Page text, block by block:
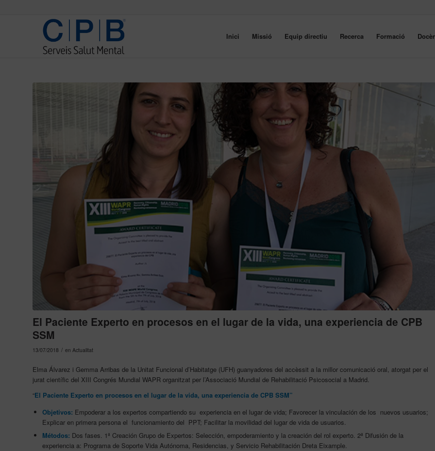
Inici Missió Equip directiu Recerca Formació
El Paciente Experto en procesos en el lugar de la vida, una experiencia de CPB
SSM
13/07/2018 / en Actualitat
Elma Álvarez i Gemma Arribas de la Unitat Funcional d’Habitatge (UFH) guanyadores del accèssit a la millor comunicació oral, atorgat per el
jurat científic del XIII Congrés Mundial WAPR organitzat per l’Associació Mundial de Rehabilitació Psicosocial a Madrid.
“El Paciente Experto en procesos en el lugar de la vida, una experiencia de CPB SSM”
Objetivos: Empoderar a los expertos compartiendo su experiencia en el lugar de vida; Favorecer la vinculación de los nuevos usuarios;
Explicar en primera persona el funcionamiento del PPT; Facilitar la movilidad del lugar de vida de usuarios.
Métodos: Dos fases. 1ª Creación Grupo de Expertos: Selección, empoderamiento y la creación del rol experto. 2ª Difusión de la
experiencia a: Programa de Soporte Vida Autónoma, Residencias, y Servicio Rehabilitación Dreta Eixample.